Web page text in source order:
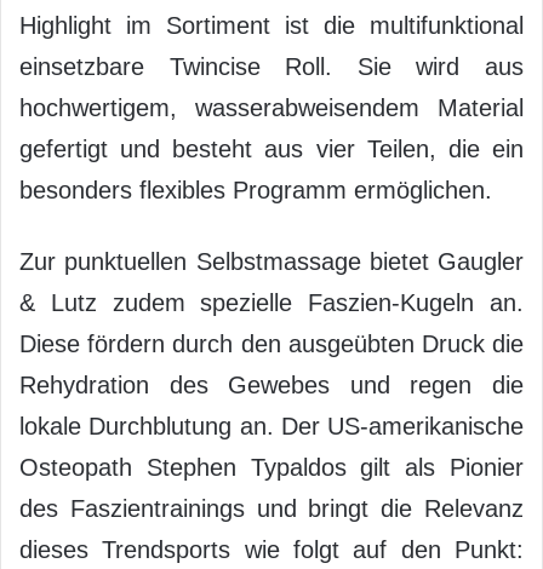
Highlight im Sortiment ist die multifunktional
einsetzbare Twincise Roll. Sie wird aus
hochwertigem, wasserabweisendem Material
gefertigt und besteht aus vier Teilen, die ein
besonders flexibles Programm ermöglichen.
Zur punktuellen Selbstmassage bietet Gaugler
& Lutz zudem spezielle Faszien-Kugeln an.
Diese fördern durch den ausgeübten Druck die
Rehydration des Gewebes und regen die
lokale Durchblutung an. Der US-amerikanische
Osteopath Stephen Typaldos gilt als Pionier
des Faszientrainings und bringt die Relevanz
dieses Trendsports wie folgt auf den Punkt: